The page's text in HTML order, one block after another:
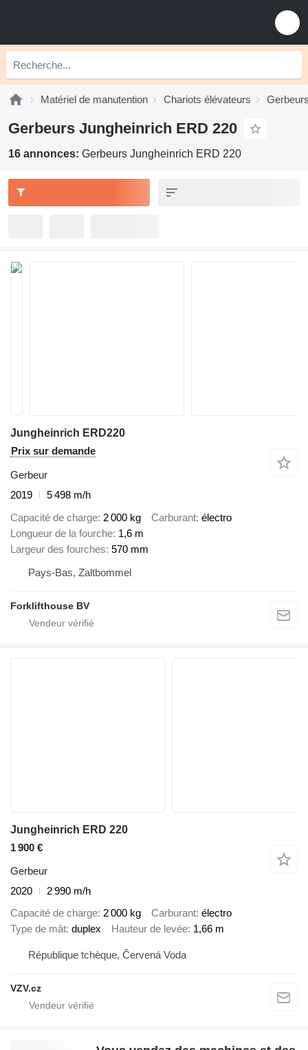
Matériel de manutention Chariots élévateurs
Gerbeurs Jungheinrich ERD 220
16 annonces: Gerbeurs Jungheinrich ERD 220
Jungheinrich ERD220
Prix sur demande
Gerbeur
2019
5 498 m/h
Capacité de charge 2 000 kg Carburant électro
Longueur de la fourche 1,6 m
Largeur des fourches 570 mm
Pays-Bas, Zaltbommel
Forklifthouse BV
Jungheinrich ERD 220
1 900 €
Gerbeur
2020
2 990 m/h
Capacité de charge 2 000 kg Carburant électro
Type de mât duplex Hauteur de levée 1,66 m
République tchèque, Červená Voda
VZV.cz